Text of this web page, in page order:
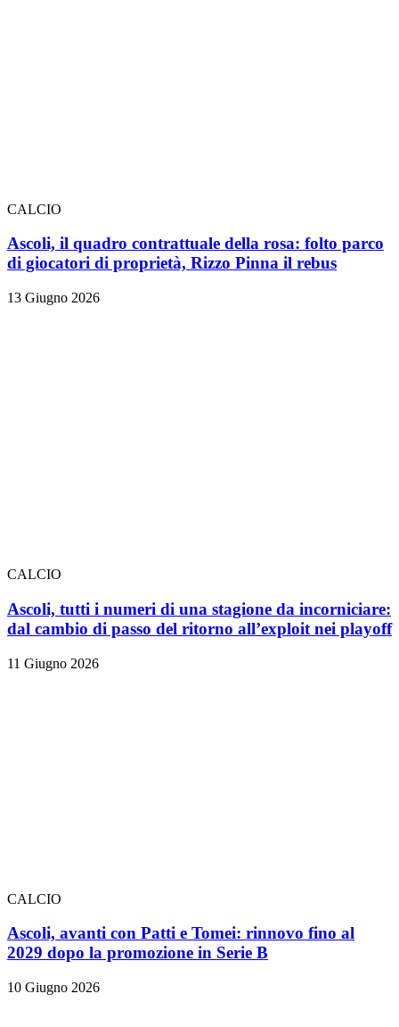
CALCIO
Ascoli, il quadro contrattuale della rosa: folto parco
di giocatori di proprietà, Rizzo Pinna il rebus
13 Giugno 2026
CALCIO
Ascoli, tutti i numeri di una stagione da incorniciare:
dal cambio di passo del ritorno all’exploit nei playoff
11 Giugno 2026
CALCIO
Ascoli, avanti con Patti e Tomei: rinnovo fino al
2029 dopo la promozione in Serie B
10 Giugno 2026